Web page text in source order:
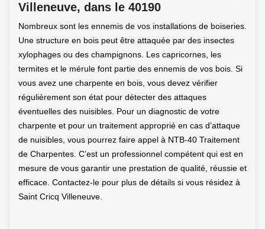
Villeneuve, dans le 40190
Nombreux sont les ennemis de vos installations de boiseries.
Une structure en bois peut être attaquée par des insectes
xylophages ou des champignons. Les capricornes, les
termites et le mérule font partie des ennemis de vos bois. Si
vous avez une charpente en bois, vous devez vérifier
régulièrement son état pour détecter des attaques
éventuelles des nuisibles. Pour un diagnostic de votre
charpente et pour un traitement approprié en cas d’attaque
de nuisibles, vous pourrez faire appel à NTB-40 Traitement
de Charpentes. C’est un professionnel compétent qui est en
mesure de vous garantir une prestation de qualité, réussie et
efficace. Contactez-le pour plus de détails si vous résidez à
Saint Cricq Villeneuve.